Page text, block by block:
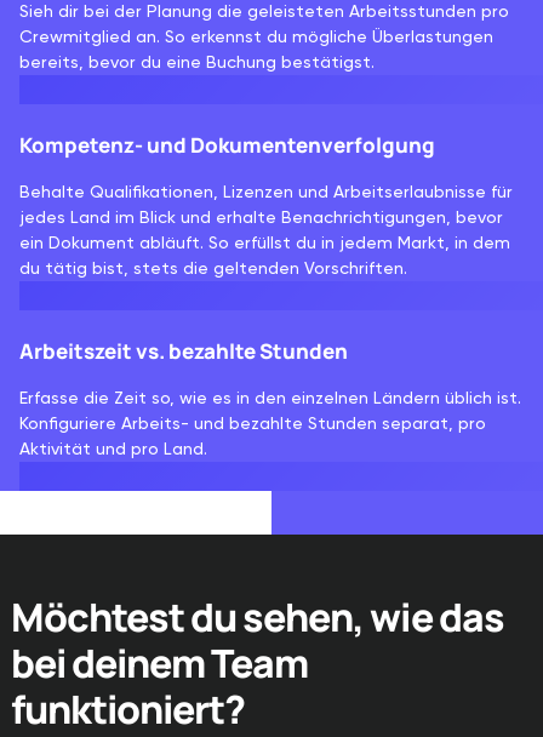
Sieh dir bei der Planung die geleisteten Arbeitsstunden pro
Crewmitglied an. So erkennst du mögliche Überlastungen
bereits, bevor du eine Buchung bestätigst.
Kompetenz- und Dokumentenverfolgung
Behalte Qualifikationen, Lizenzen und Arbeitserlaubnisse für
jedes Land im Blick und erhalte Benachrichtigungen, bevor
ein Dokument abläuft. So erfüllst du in jedem Markt, in dem
du tätig bist, stets die geltenden Vorschriften.
Arbeitszeit vs. bezahlte Stunden
Erfasse die Zeit so, wie es in den einzelnen Ländern üblich ist.
Konfiguriere Arbeits- und bezahlte Stunden separat, pro
Aktivität und pro Land.
Möchtest du sehen, wie das
bei deinem Team
funktioniert?